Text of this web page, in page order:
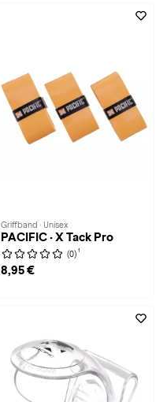
Griffband · Unisex
PACIFIC · X Tack Pro
(0) 1
8,95 €